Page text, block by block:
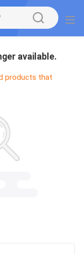
available.
products that